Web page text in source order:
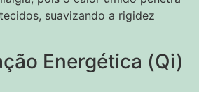
suavizando a rigidez
Energética (Qi)